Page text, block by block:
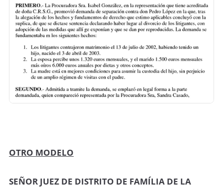
OTRO MODELO
SEÑOR JUEZ DE DISTRITO DE FAMÍLIA DE LA